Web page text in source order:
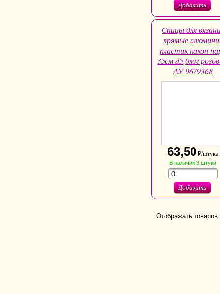
Добавить
Спицы для
прямые
пластик након
35см d5,0мм
АУ 9679368
63,50 ₽/штука
В наличии3штуки
Добавить
Отображать